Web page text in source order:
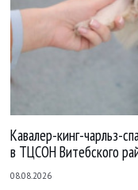
Кавалер-кинг-чарльз-
в ТЦСОН Витебского
08.08.2026